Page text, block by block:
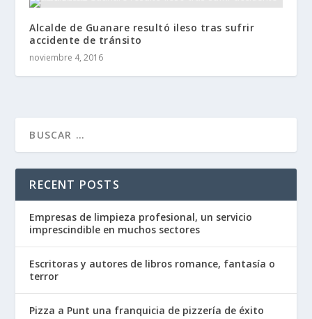
Alcalde de Guanare resultó ileso tras sufrir
accidente de tránsito
noviembre 4, 2016
RECENT POSTS
Empresas de limpieza profesional, un servicio
imprescindible en muchos sectores
Escritoras y autores de libros romance, fantasía o
terror
Pizza a Punt una franquicia de pizzería de éxito